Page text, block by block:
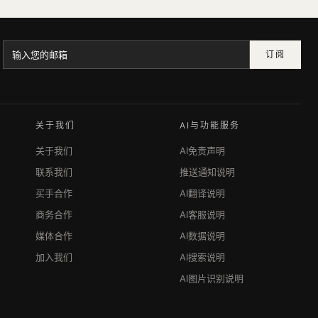
订阅
关于我们
关于我们
联系我们
买手合作
商务合作
媒体合作
加入我们
AI与功能服务
AI免责声明
推送通知说明
AI翻译说明
AI客服说明
AI数据说明
AI搜索说明
AI图片识别说明